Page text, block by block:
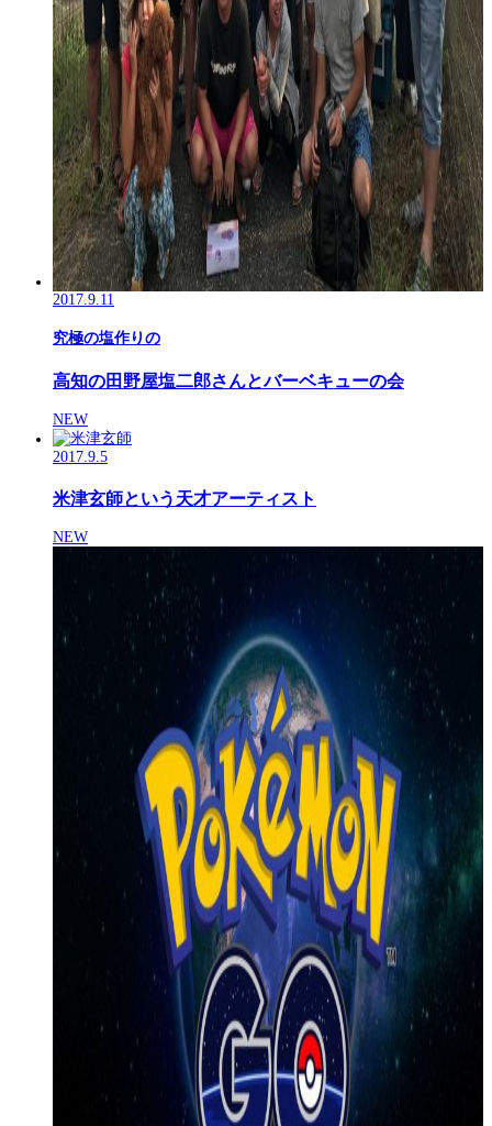
2017.9.11
究極の塩作りの
高知の田野屋塩二郎さんとバーベキューの会
NEW
2017.9.5
米津玄師という天才アーティスト
NEW